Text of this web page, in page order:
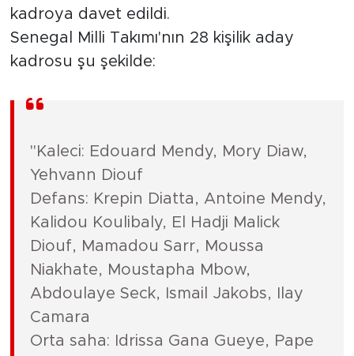
kadroya davet edildi.
Senegal Milli Takımı'nın 28 kişilik aday
kadrosu şu şekilde:
"Kaleci: Edouard Mendy, Mory Diaw,
Yehvann Diouf
Defans: Krepin Diatta, Antoine Mendy,
Kalidou Koulibaly, El Hadji Malick
Diouf, Mamadou Sarr, Moussa
Niakhate, Moustapha Mbow,
Abdoulaye Seck, Ismail Jakobs, Ilay
Camara
Orta saha: Idrissa Gana Gueye, Pape